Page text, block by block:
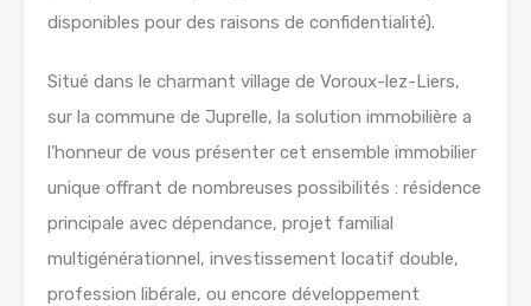
disponibles pour des raisons de confidentialité).
Situé dans le charmant village de Voroux-lez-Liers,
sur la commune de Juprelle, la solution immobilière a
l’honneur de vous présenter cet ensemble immobilier
unique offrant de nombreuses possibilités : résidence
principale avec dépendance, projet familial
multigénérationnel, investissement locatif double,
profession libérale, ou encore développement